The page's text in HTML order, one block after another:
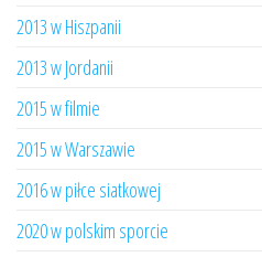
2013 w Hiszpanii
2013 w Jordanii
2015 w filmie
2015 w Warszawie
2016 w piłce siatkowej
2020 w polskim sporcie